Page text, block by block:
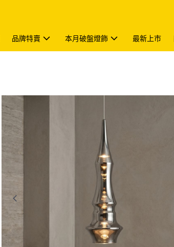
品牌特賣 本月破盤燈飾 最新上市